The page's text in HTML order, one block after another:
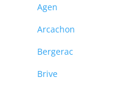
Agen
Arcachon
Bergerac
Brive